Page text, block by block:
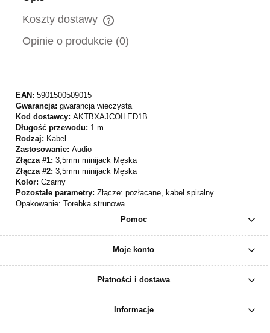
Koszty dostawy
Cena nie zawiera ewentualnych kosztów płatności
Opinie o produkcie (0)
EAN: 5901500509015
Gwarancja: gwarancja wieczysta
Kod dostawcy: AKTBXAJCOILED1B
Długość przewodu: 1 m
Rodzaj: Kabel
Zastosowanie: Audio
Złącza #1: 3,5mm minijack Męska
Złącza #2: 3,5mm minijack Męska
Kolor: Czarny
Pozostałe parametry: Złącze: pozłacane, kabel spiralny
Opakowanie: Torebka strunowa
Pomoc
Moje konto
Płatności i dostawa
Informacje